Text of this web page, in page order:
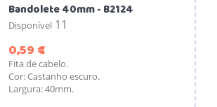
Bandolete 40mm - B2124
Disponível 11
0,59 €Preço
Fita de cabelo.
Cor: Castanho escuro.
Largura: 40mm.